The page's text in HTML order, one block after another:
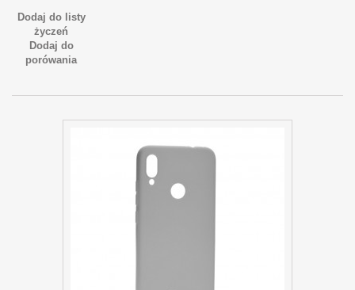
Dodaj do listy
życzeń
Dodaj do
porówania